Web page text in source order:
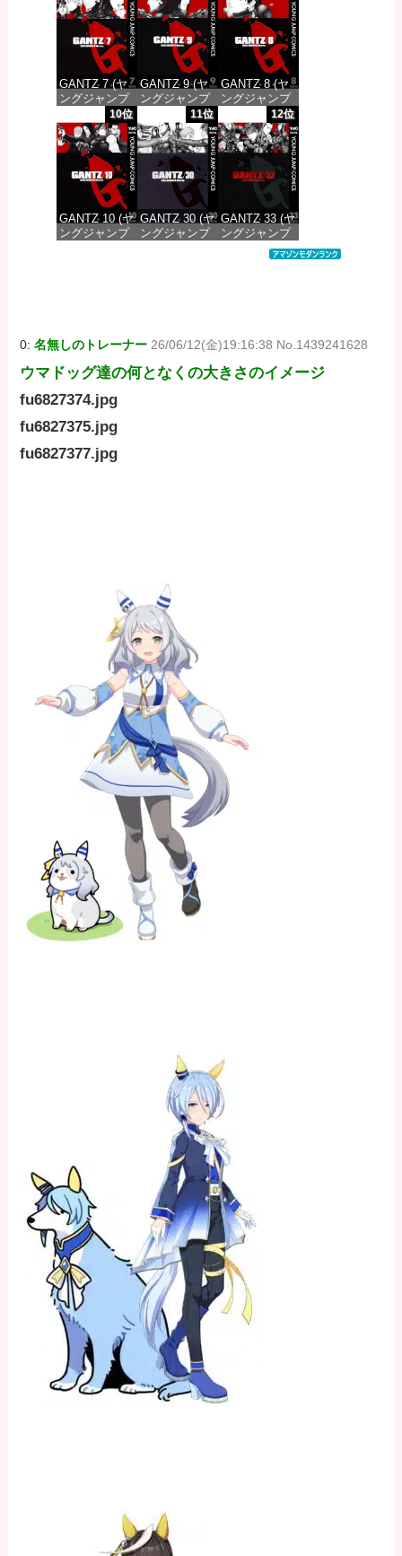
価格：¥100 価格：¥100 価格：¥100
GANTZ 7 (ヤ
ングジャンプ
コミックス
DIGITAL)
価格：¥100
GANTZ 9 (ヤ
ングジャンプ
コミックス
DIGITAL)
価格：¥100
GANTZ 8 (ヤ
ングジャンプ
コミックス
DIGITAL)
価格：¥100
10位
GANTZ 10 (ヤ
ングジャンプ
11位
GANTZ 30 (ヤ
ングジャンプ
12位
GANTZ 33 (ヤ
ングジャンプ
コミックス
0:名無しのトレーナー 26/06/12(金)19:16:38 No.1439241628
ウマドッグ達の何となくの大きさのイメージ
fu6827374.jpg
fu6827375.jpg
fu6827377.jpg